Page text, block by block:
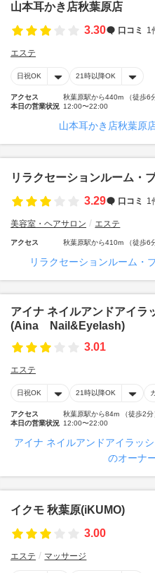
山本耳かき店秋葉原店
3.30
口コミ 1
エステ
日祝OK 21時以降OK
アクセス
秋葉原駅から440m （徒歩6
本日の営業状況 12:00〜22:00
山本耳かき店秋葉原
リラクセーションルーム・
3.29
口コミ 1
美容室・ヘアサロン エステ
アクセス 秋葉原駅から410m （徒歩6
リラクセーションルーム・
アイナ ネイルアンドアイラ
(Aina Nail&Eyelash)
3.01
エステ
日祝OK 21時以降OK
アクセス
秋葉原駅から84m （徒歩2分
本日の営業状況 12:00〜22:00
アイナ ネイルアンドアイラッ
のオーナ
イクモ 秋葉原(iKUMO)
3.00
エステ マッサージ